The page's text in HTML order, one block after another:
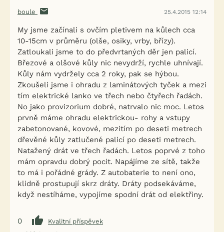
boule 25.4.2015 12:14
My jsme začínali s ovčím pletivem na kůlech cca
10-15cm v průměru (olše, osiky, vrby, břízy).
Zatloukali jsme to do předvrtaných děr jen palicí.
Březové a olšové kůly nic nevydrží, rychle uhnívají.
Kůly nám vydržely cca 2 roky, pak se hýbou.
Zkoušeli jsme i ohradu z laminátových tyček a mezi
tím elektrické lanko ve třech nebo čtyřech řadách.
No jako provizorium dobré, natrvalo nic moc. Letos
prvně máme ohradu elektrickou- rohy a vstupy
zabetonované, kovové, mezitím po deseti metrech
dřevěné kůly zatlučené palicí po deseti metrech.
Natažený drát ve třech řadách. Letos poprvé z toho
mám opravdu dobrý pocit. Napájíme ze sítě, takže
to má i pořádné grády. Z autobaterie to není ono,
klidně prostupují skrz dráty. Dráty podsekáváme,
když nestíháme, vypojíme spodní drát od elektřiny.
0
Kvalitní příspěvek